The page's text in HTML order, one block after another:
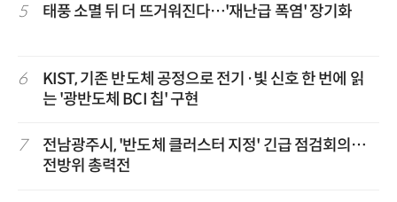
5 태풍 소멸 뒤 더 뜨거워진다…'재난급 폭염' 장기화
6
KIST, 기존 반도체 공정으로 전기·빛 신호 한 번에 읽
는 '광반도체 BCI 칩' 구현
7
전남광주시, '반도체 클러스터 지정' 긴급 점검회의…
전방위 총력전